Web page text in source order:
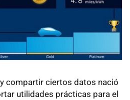
compartir ciertos datos nació
utilidades prácticas para el